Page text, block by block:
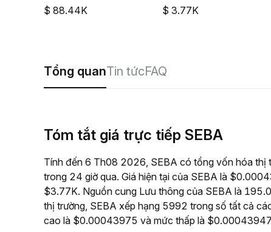
88.44K 3.77K
Tổng quanTin tứcFAQ
Tóm tắt giá trực tiếp SEBA
Tính đến 6 Th08 2026, SEBA có tổng vốn hóa
trong 24 giờ qua. Giá hiện tại của SEBA là
$3.77K. Nguồn cung Lưu thông của SEBA là
thị trường, SEBA xếp hạng 5992 trong số tất cả
cao là $0.00043975 và mức thấp là